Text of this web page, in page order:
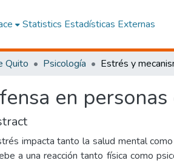
Statistics Estadísticas Externas
Quito Psicología
en
impacta tanto la salud mental
a una reacción tanto física como